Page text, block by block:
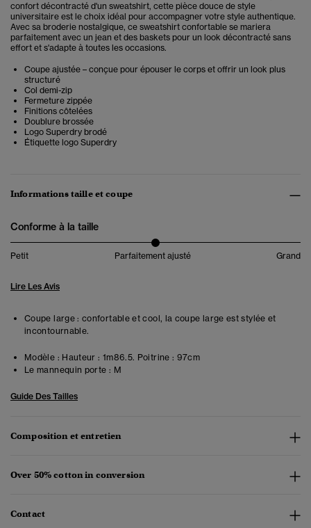
confort décontracté d'un sweatshirt, cette pièce douce de style
universitaire est le choix idéal pour accompagner votre style authentique.
Avec sa broderie nostalgique, ce sweatshirt confortable se mariera
parfaitement avec un jean et des baskets pour un look décontracté sans
effort et s'adapte à toutes les occasions.
Coupe ajustée – conçue pour épouser le corps et offrir un look plus
structuré
Col demi-zip
Fermeture zippée
Finitions côtelées
Doublure brossée
Logo Superdry brodé
Étiquette logo Superdry
Informations taille et coupe
Conforme à la taille
Petit Parfaitement ajusté Grand
Lire Les Avis
Coupe large : confortable et cool, la coupe large est stylée et
incontournable.
Modèle : Hauteur : 1m86.5. Poitrine : 97cm
Le mannequin porte : M
Guide Des Tailles
Composition et entretien
Over 50% cotton in conversion
Contact